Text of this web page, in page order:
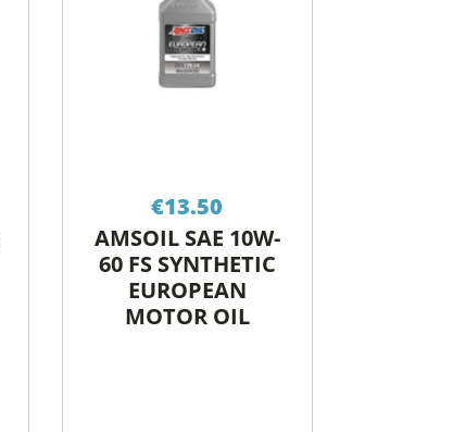
€13.50
AMSOIL SAE 10W-
60 FS SYNTHETIC
EUROPEAN
MOTOR OIL